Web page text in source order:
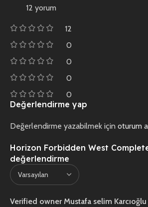
12 yorum
12
0
0
0
0
Horizon Forbidden West
değerlendirme
Verified ownerMustafa selim Karcıoğlu
Değerlendirme yap
Değerlendirme yazabilmek için oturum